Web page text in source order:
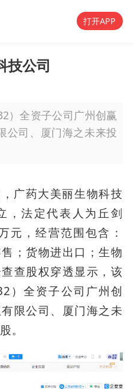
打开APP
技公司
）全资子公司广州创赢
公司、厦门海之未来投
广药大美丽生物科技
，法定代表人为丘剑
元，经营范围包含：
；货物进出口；生物
查股权穿透显示，该
）全资子公司广州创
限公司、厦门海之未
。